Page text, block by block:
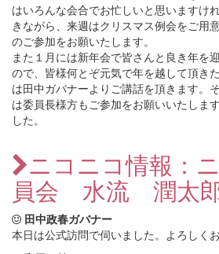
はいろんな会合でお忙しいと思いますけ
きながら、来週はクリスマス例会をご用
のご参加をお願いたします。
また１月には新年会で皆さんと良き年を
ので、皆様何とぞ元気で年を越して頂き
は田中ガバナーよりご講話を頂きます。
は委員長様方もご参加をお願いいたしま
した。
ニコニコ情報：
員会 水流 潤太
田中政春ガバナー
本日は公式訪問で伺いました。よろしく